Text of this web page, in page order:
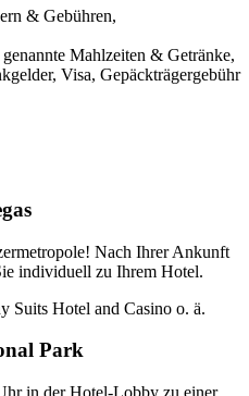
& Gebühren,
Mahlzeiten & Getränke,
Visa, Gepäckträgergebühr
Nach Ihrer Ankunft
individuell zu Ihrem Hotel.
Suits Hotel and Casino o. ä.
Park
in der Hotel-Lobby zu einer